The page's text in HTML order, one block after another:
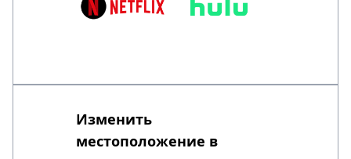
Изменить
местоположение в